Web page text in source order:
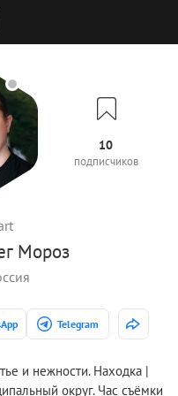
Мороз
10
подписчиков
Telegram
и нежности. Находка |
округ. Час съёмки